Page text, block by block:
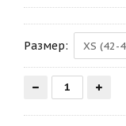
Размер: